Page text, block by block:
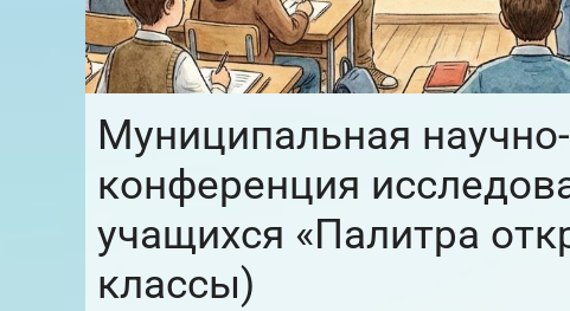
Муниципальная
конференция
учащихся «Палитра
классы)